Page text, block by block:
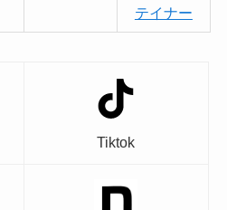
テイナー
Tiktok